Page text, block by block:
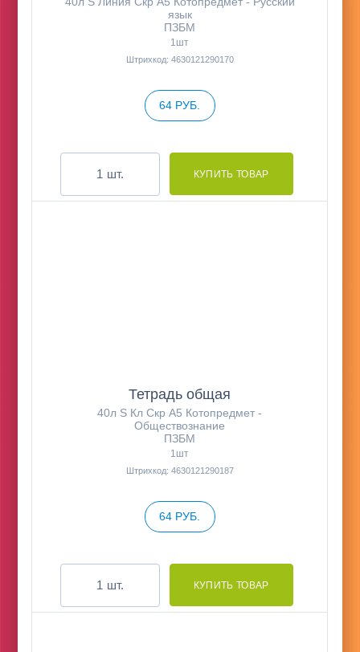
язык
ПЗБМ
1шт
Штрихкод: 4630121290170
64 РУБ.
шт.
Тетрадь общая
40л S Кл Скр А5 Котопредмет -
Обществознание
ПЗБМ
1шт
Штрихкод: 4630121290187
64 РУБ.
шт.